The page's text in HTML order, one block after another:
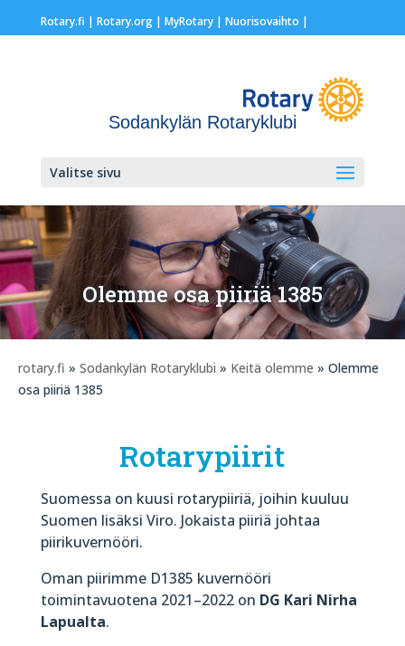
Rotary.fi | Rotary.org| MyRotary | Nuorisovaihto |
Sodankylän Rotaryklubi
Valitse sivu
Olemme osa piiriä 1385
rotary.fi » Sodankylän Rotaryklubi » Keitä olemme » Olemme
osa piiriä 1385
Rotarypiirit
Suomessa on kuusi rotarypiiriä, joihin kuuluu
Suomen lisäksi Viro. Jokaista piiriä johtaa
piirikuvernööri.
Oman piirimme D1385 kuvernööri
toimintavuotena 2021–2022 on DG Kari Nirha
Lapualta.